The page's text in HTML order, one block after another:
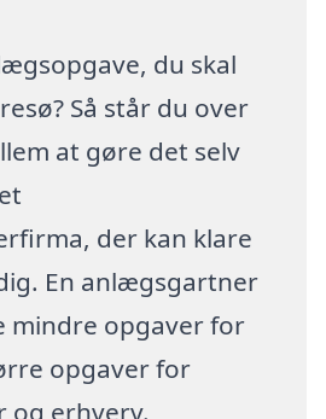
du skal
Så står du over
at gøre det selv
der kan klare
En anlægsgartner
mindre opgaver for
opgaver for
og erhverv.